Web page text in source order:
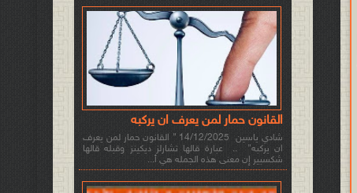
القانون حمار لمن يعرف ان يركبه
شادي ياسين 14/12/2025 " القانون حمار لمن يعرف
ان يركبه" .. عبارة قالها تشارلز ديكينز وقبله قالها
شكسبير إن معنى هذه الجمله هي أ...